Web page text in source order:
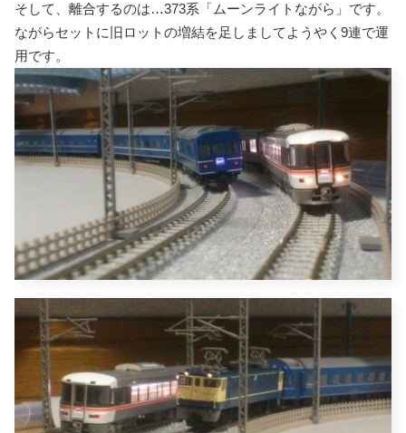
そして、離合するのは…373系「ムーンライトながら」です。
ながらセットに旧ロットの増結を足しましてようやく9連で運
用です。